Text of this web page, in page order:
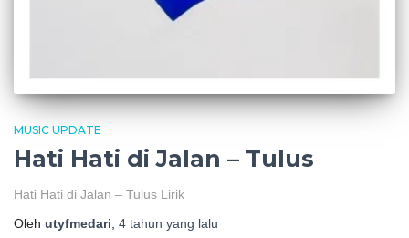
MUSIC UPDATE
Hati Hati di Jalan – Tulus
Hati Hati di Jalan – Tulus Lirik
Oleh utyfmedari, 4 tahun yang lalu